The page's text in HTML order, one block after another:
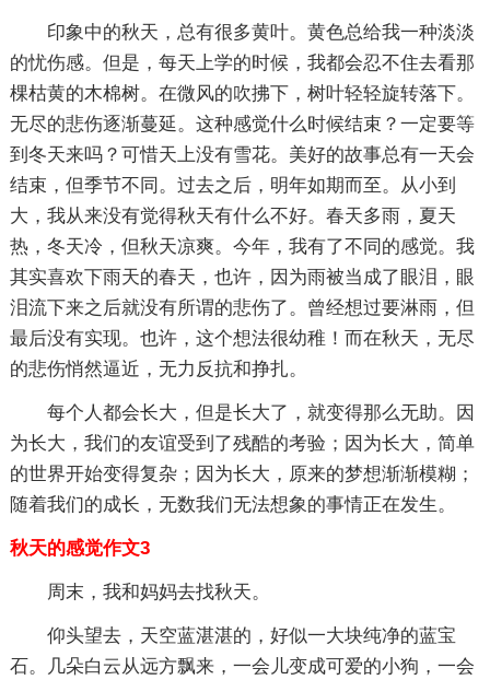
印象中的秋天，总有很多黄叶。黄色总给我一种淡淡
的忧伤感。但是，每天上学的时候，我都会忍不住去看那
棵枯黄的木棉树。在微风的吹拂下，树叶轻轻旋转落下。
无尽的悲伤逐渐蔓延。这种感觉什么时候结束？一定要等
到冬天来吗？可惜天上没有雪花。美好的故事总有一天会
结束，但季节不同。过去之后，明年如期而至。从小到
大，我从来没有觉得秋天有什么不好。春天多雨，夏天
热，冬天冷，但秋天凉爽。今年，我有了不同的感觉。我
其实喜欢下雨天的春天，也许，因为雨被当成了眼泪，眼
泪流下来之后就没有所谓的悲伤了。曾经想过要淋雨，但
最后没有实现。也许，这个想法很幼稚！而在秋天，无尽
的悲伤悄然逼近，无力反抗和挣扎。
每个人都会长大，但是长大了，就变得那么无助。因
为长大，我们的友谊受到了残酷的考验；因为长大，简单
的世界开始变得复杂；因为长大，原来的梦想渐渐模糊；
随着我们的成长，无数我们无法想象的事情正在发生。
秋天的感觉作文3
周末，我和妈妈去找秋天。
仰头望去，天空蓝湛湛的，好似一大块纯净的蓝宝
石。几朵白云从远方飘来，一会儿变成可爱的小狗，一会